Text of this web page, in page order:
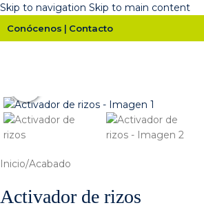
Skip to navigation Skip to main content
Conócenos | Contacto
Inicio/Acabado
Activador de rizos